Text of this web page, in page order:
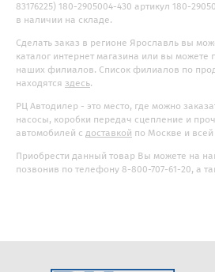
83176225) 180-2905004-430 артикул 180-
в наличии на складе.
Сделать заказ в регионе Ярославль вы
каталог интернет магазина или вы можете
наших филиалов. Список филиалов по
находятся здесь.
РЦ Автодилер - это место, где можно
насосы, коробки передач сцепление и
автомобилей с доставкой по Москве и всей
Приобрести данный товар Вы можете на
позвонив по телефону 8-800-707-61-20, а